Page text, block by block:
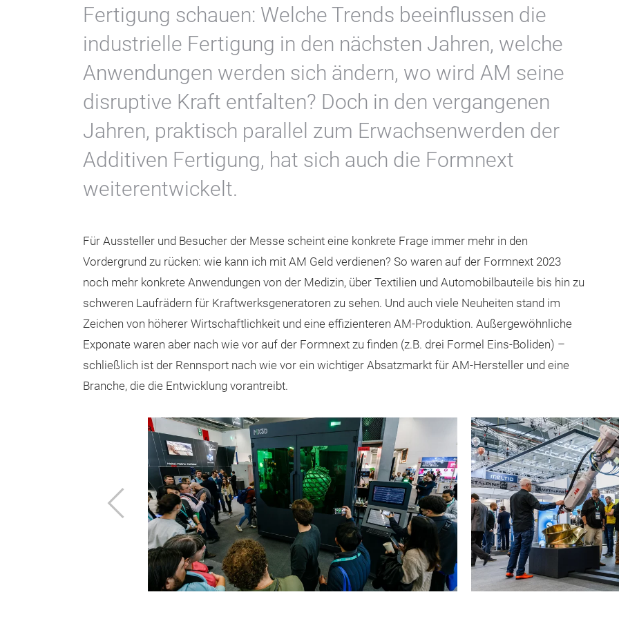
Fertigung schauen: Welche Trends beeinflussen die
industrielle Fertigung in den nächsten Jahren, welche
Anwendungen werden sich ändern, wo wird AM seine
disruptive Kraft entfalten? Doch in den vergangenen
Jahren, praktisch parallel zum Erwachsenwerden der
Additiven Fertigung, hat sich auch die Formnext
weiterentwickelt.
Für Aussteller und Besucher der Messe scheint eine konkrete Frage immer mehr in den
Vordergrund zu rücken: wie kann ich mit AM Geld verdienen? So waren auf der Formnext 2023
noch mehr konkrete Anwendungen von der Medizin, über Textilien und Automobilbauteile bis hin zu
schweren Laufrädern für Kraftwerksgeneratoren zu sehen. Und auch viele Neuheiten stand im
Zeichen von höherer Wirtschaftlichkeit und eine effizienteren AM-Produktion. Außergewöhnliche
Exponate waren aber nach wie vor auf der Formnext zu finden (z.B. drei Formel Eins-Boliden) –
schließlich ist der Rennsport nach wie vor ein wichtiger Absatzmarkt für AM-Hersteller und eine
Branche, die die Entwicklung vorantreibt.
Zurück